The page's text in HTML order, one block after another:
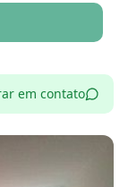
em contato